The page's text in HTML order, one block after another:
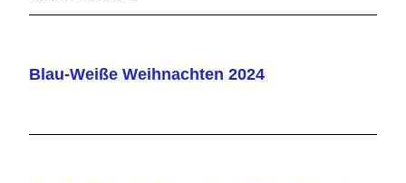
Blau-Weiße Weihnachten 2024